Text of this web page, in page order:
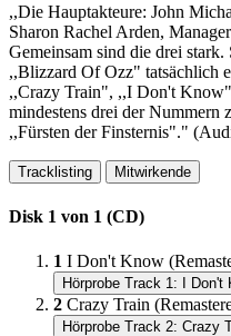
,,Die Hauptakteure: John
Sharon Rachel Arden,
Gemeinsam sind die drei
,,Blizzard Of Ozz" tatsächlich
,,Crazy Train", ,,I Don't
mindestens drei der Nummern
,,Fürsten der Finsternis"."
Tracklisting Mitwirkende
Disk 1 von 1 (CD)
1 I Don't Know
Hörprobe Track 1: I Don't
2 Crazy Train
Hörprobe Track 2: Crazy